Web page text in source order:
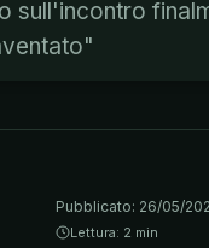
sull'incontro
Pubblicato: 26/05/
Lettura: 2 min